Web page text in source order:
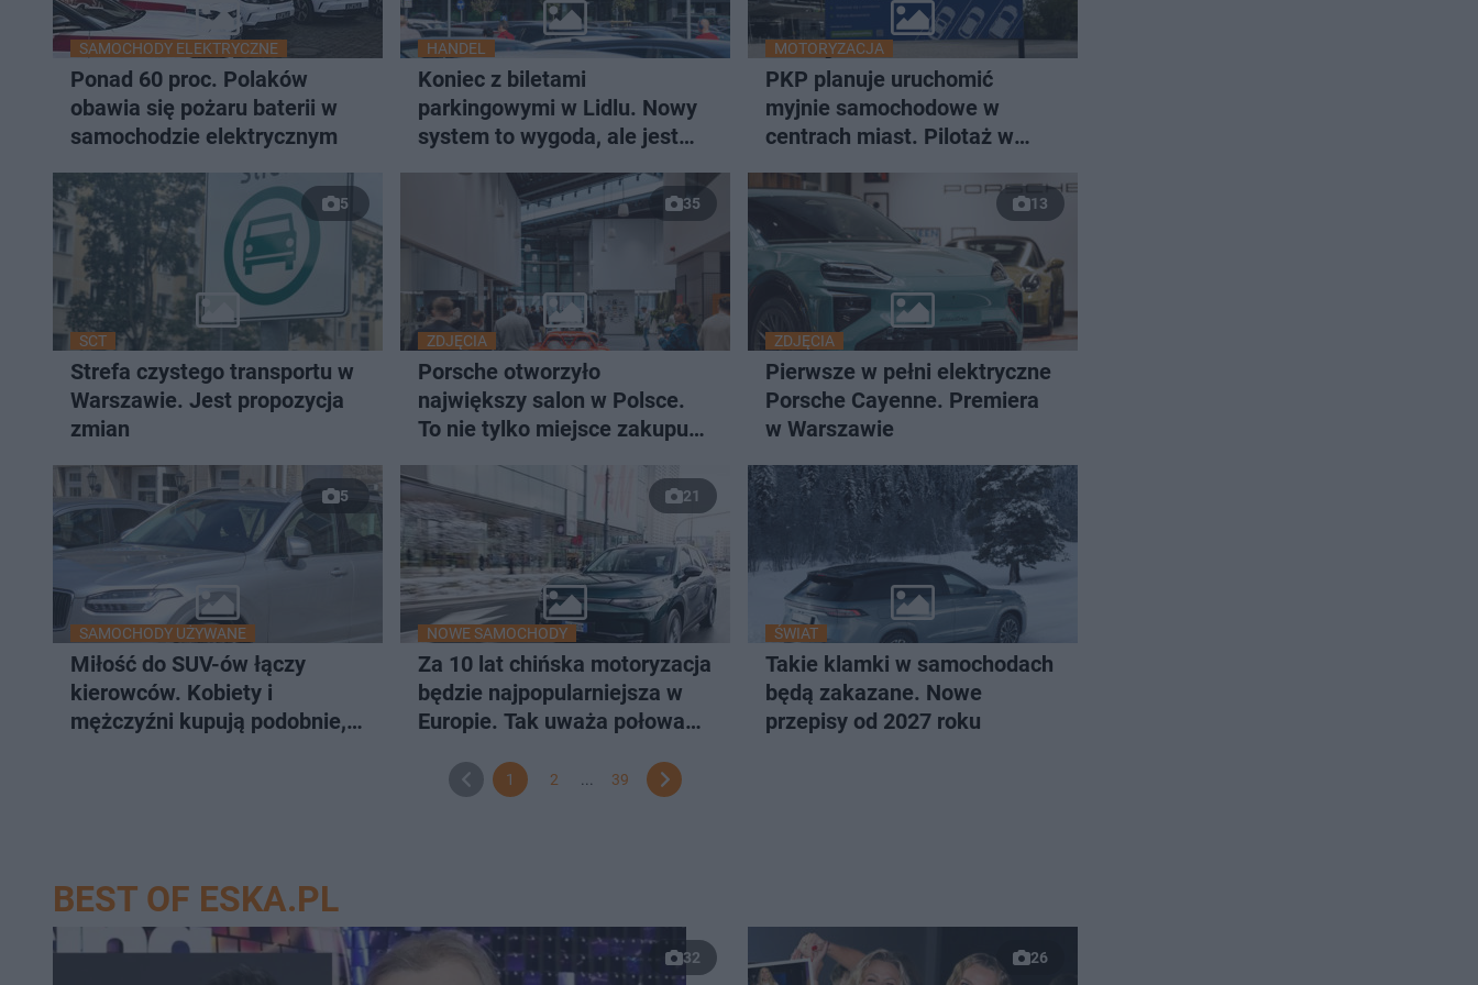
SAMOCHODY ELEKTRYCZNE
Ponad 60 proc. Polaków
obawia się pożaru baterii w
samochodzie elektrycznym
HANDEL
Koniec z biletami
parkingowymi w Lidlu. Nowy
system to wygoda, ale jest
uniknąć kary
MOTORYZACJA
PKP planuje uruchomić
myjnie samochodowe w
centrach miast. Pilotaż w
5
SCT
Strefa czystego transportu w
Warszawie. Jest propozycja
zmian
35
ZDJĘCIA
Porsche otworzyło
największy salon w Polsce.
To nie tylko miejsce zakupu
13
ZDJĘCIA
Pierwsze w pełni elektryczne
Porsche Cayenne. Premiera
w Warszawie
5
SAMOCHODY UŻYWANE
Miłość do SUV-ów łączy
kierowców. Kobiety i
mężczyźni kupują podobnie,
21
NOWE SAMOCHODY
Za 10 lat chińska motoryzacja
będzie najpopularniejsza w
Europie. Tak uważa połowa
ŚWIAT
Takie klamki w samochodach
będą zakazane. Nowe
przepisy od 2027 roku
1 2 39
BEST OF ESKA.PL
32 26